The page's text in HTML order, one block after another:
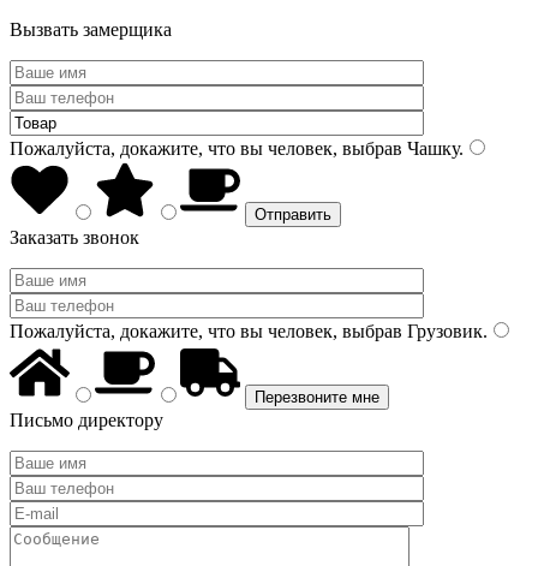
Вызвать замерщика
Пожалуйста, докажите, что вы человек, выбрав Чашку.
Заказать звонок
Пожалуйста, докажите, что вы человек, выбрав Грузовик.
Письмо директору